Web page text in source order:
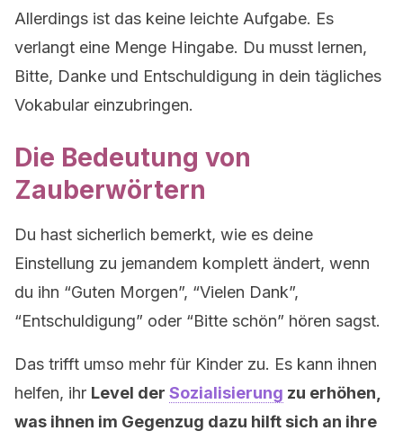
Allerdings ist das keine leichte Aufgabe. Es
verlangt eine Menge Hingabe. Du musst lernen,
Bitte, Danke und Entschuldigung in dein tägliches
Vokabular einzubringen.
Die Bedeutung von
Zauberwörtern
Du hast sicherlich bemerkt, wie es deine
Einstellung zu jemandem komplett ändert, wenn
du ihn “Guten Morgen”, “Vielen Dank”,
“Entschuldigung” oder “Bitte schön” hören sagst.
Das trifft umso mehr für Kinder zu. Es kann ihnen
helfen, ihr Level der Sozialisierung zu erhöhen,
was ihnen im Gegenzug dazu hilft sich an ihre